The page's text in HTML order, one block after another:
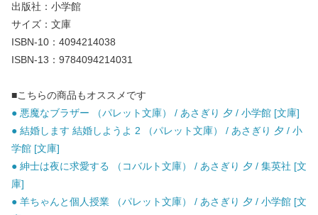
出版社：小学館
サイズ：文庫
ISBN-10：4094214038
ISBN-13：9784094214031
■こちらの商品もオススメです
● 悪魔なブラザー （パレット文庫） / あさぎり 夕 / 小学館 [文庫]
● 結婚します 結婚しようよ 2 （パレット文庫） / あさぎり 夕 / 小
学館 [文庫]
● 紳士は夜に求愛する （コバルト文庫） / あさぎり 夕 / 集英社 [文
庫]
● 羊ちゃんと個人授業 （パレット文庫） / あさぎり 夕 / 小学館 [文